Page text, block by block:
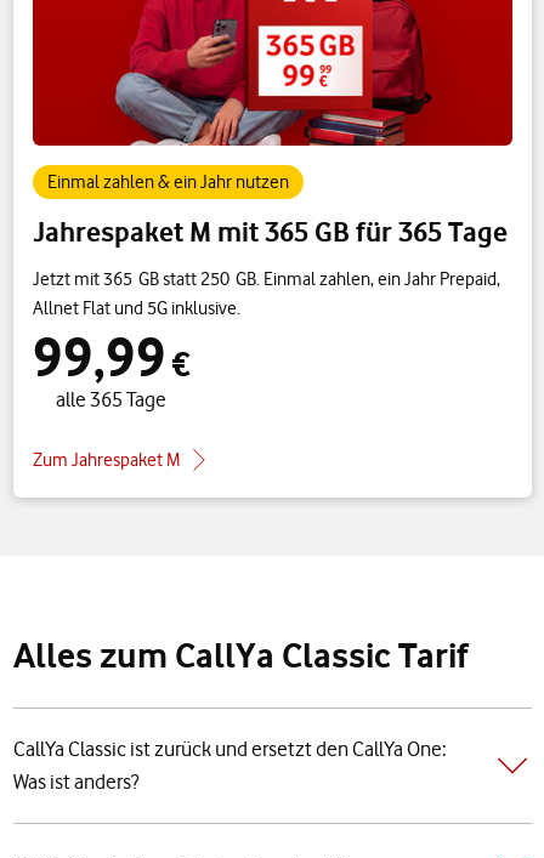
Jahrespaket M mit 365 GB für 365 Tage
Einmal zahlen & ein Jahr nutzen
Jetzt mit 365 GB statt 250 GB. Einmal zahlen, ein Jahr Prepaid,
Allnet Flat und 5G inklusive.
99,99 €
alle 365 Tage
Zum Jahrespaket M
Alles zum CallYa Classic Tarif
CallYa Classic ist zurück und ersetzt den CallYa One:
Was ist anders?